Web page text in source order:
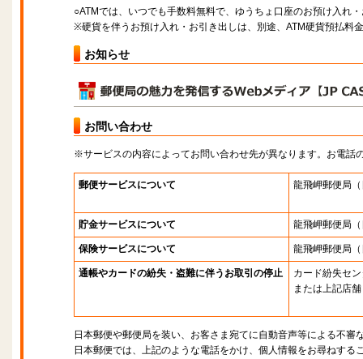
○ATMでは、いつでも手数料無料で、ゆうちょ口座のお預け入れ
※硬貨を伴うお預け入れ・お引き出しは、別途、ATM硬貨預払料
お知らせ
お問い合わせ
※サービスの内容によってお問い合わせ先が異なります。お電話
郵便サービスについて 龍飛岬郵便局
貯金サービスについて 龍飛岬郵便局
保険サービスについて 龍飛岬郵便局
通帳やカードの紛失・盗難に伴うお取引の停止
カード紛失セ
または上記店舗
日本郵便や郵便局を装い、お客さま宛てに自動音声等による不審
日本郵便では、上記のような電話をかけ、個人情報をお尋ねする